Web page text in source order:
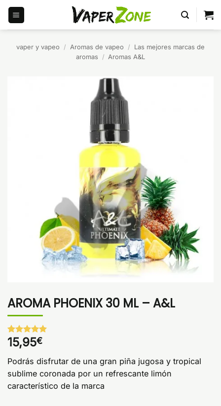
Saltar
contenido
vaper y vapeo / Aromas de vapeo /
Las mejores marcas de
aromas
/ Aromas A&L
AROMA PHOENIX 30 ML – A&L
Valorado
con 5de 5
en base a
1
valoración
de un
15,95€
Podrás disfrutar de una gran piña jugosa y tropical
sublime coronada por un refrescante limón
característico de la marca